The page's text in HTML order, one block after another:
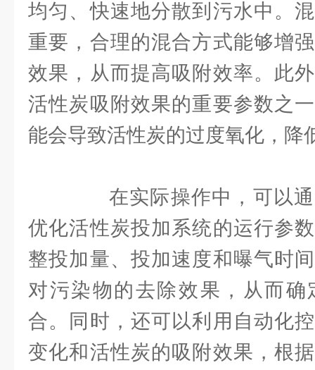
均匀、快速地分散到污水中。
重要，合理的混合方式能够增
效果，从而提高吸附效率。此
活性炭吸附效果的重要参数之
能会导致活性炭的过度氧化，降
在实际操作中，可以通
优化活性炭投加系统的运行参
整投加量、投加速度和曝气时
对污染物的去除效果，从而
合。同时，还可以利用自动化
变化和活性炭的吸附效果，根